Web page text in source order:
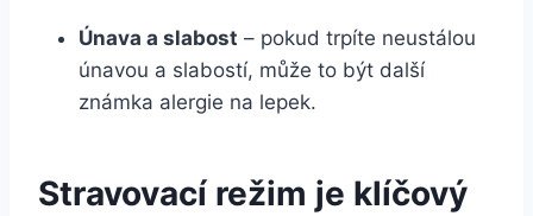
Únava a slabost – pokud trpíte neustálou
únavou a slabostí, může to být další
známka alergie na lepek.
Stravovací režim je klíčový